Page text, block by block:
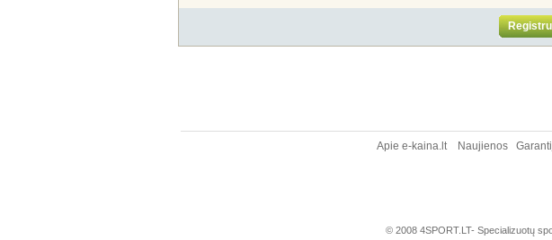
Apie e-kaina.lt Naujienos
© 2008 4SPORT.LT- Specializuotų